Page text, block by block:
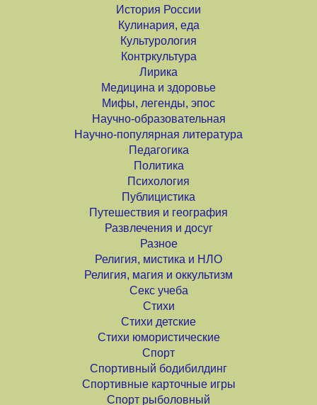
История России
Кулинария, еда
Культурология
Контркультура
Лирика
Медицина и здоровье
Мифы, легенды, эпос
Научно-образовательная
Научно-популярная литература
Педагогика
Политика
Психология
Публицистика
Путешествия и география
Развлечения и досуг
Разное
Религия, мистика и НЛО
Религия, магия и оккультизм
Секс учеба
Стихи
Стихи детские
Стихи юмористические
Спорт
Спортивный бодибилдинг
Спортивные карточные игры
Спорт рыболовный